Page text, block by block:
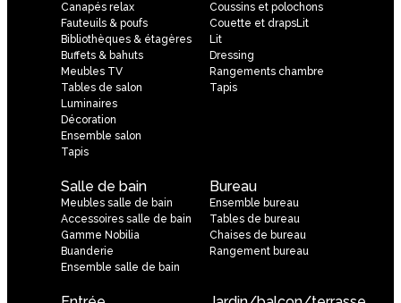
Canapés relax
Fauteuils & poufs
Bibliothèques & étagères
Buffets & bahuts
Meubles TV
Tables de salon
Luminaires
Décoration
Ensemble salon
Tapis
Coussins et polochons
Couette et drapsLit
Lit
Dressing
Rangements chambre
Tapis
Salle de bain
Meubles salle de bain
Accessoires salle de bain
Gamme Nobilia
Buanderie
Ensemble salle de bain
Bureau
Ensemble bureau
Tables de bureau
Chaises de bureau
Rangement bureau